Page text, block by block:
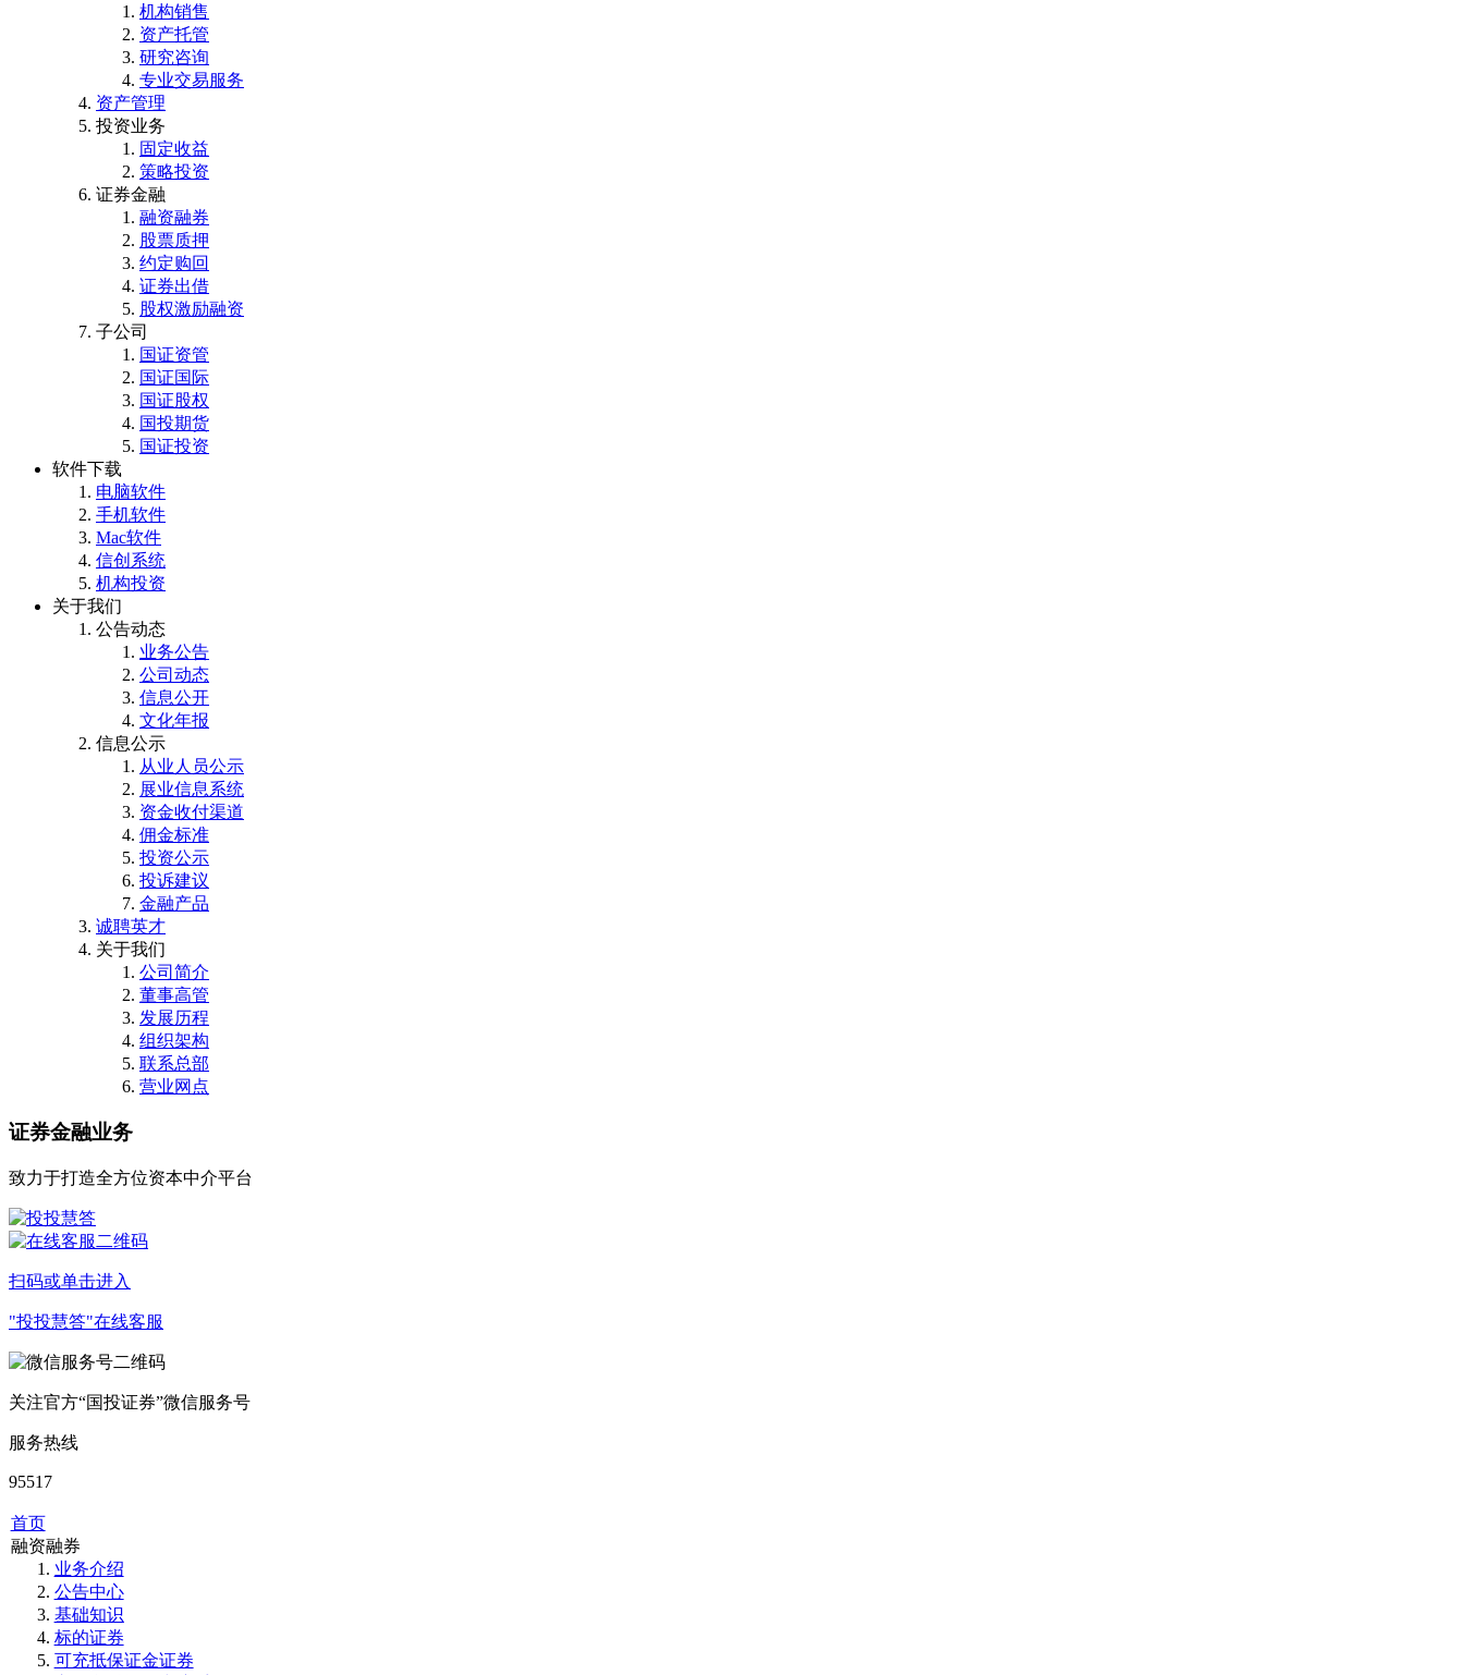
机构销售
资产托管
研究咨询
专业交易服务
资产管理
投资业务
固定收益
策略投资
证券金融
融资融券
股票质押
约定购回
证券出借
股权激励融资
子公司
国证资管
国证国际
国证股权
国投期货
国证投资
软件下载
电脑软件
手机软件
Mac软件
信创系统
机构投资
关于我们
公告动态
业务公告
公司动态
信息公开
文化年报
信息公示
从业人员公示
展业信息系统
资金收付渠道
佣金标准
投资公示
投诉建议
金融产品
诚聘英才
关于我们
公司简介
董事高管
发展历程
组织架构
联系总部
营业网点
证券金融业务
致力于打造全方位资本中介平台
扫码或单击进入
"投投慧答"在线客服
关注官方“国投证券”微信服务号
服务热线
95517
首页
融资融券
业务介绍
公告中心
基础知识
标的证券
可充抵保证金证券